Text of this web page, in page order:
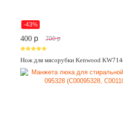
-43%
400 p 700 p
Нож для мясорубки Kenwood